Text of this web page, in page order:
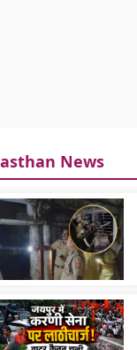
News